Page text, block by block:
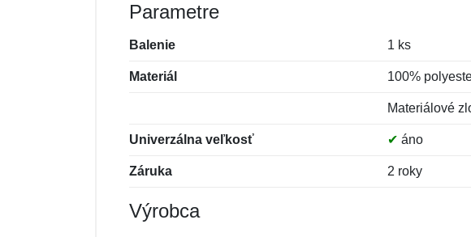
Parametre
Balenie 1 ks
Materiál 100%
Materiálové
Univerzálna veľkosť ✔ áno
Záruka 2 roky
Výrobca